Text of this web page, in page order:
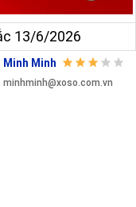
13/6/2026
Minh Minh
minhminh@xoso.com.vn